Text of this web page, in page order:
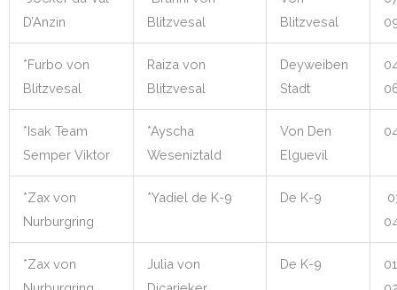
D’Anzin
Blitzvesal
Blitzvesal
*Furbo von
Blitzvesal
Raiza von
Blitzvesal
Deyweiben
Stadt
*Isak Team
Semper Viktor
*Ayscha
Weseniztald
Von Den
Elguevil
*Zax von
Nurburgring
*Yadiel de K-9 De K-9
*Zax von
Julia von
De K-9